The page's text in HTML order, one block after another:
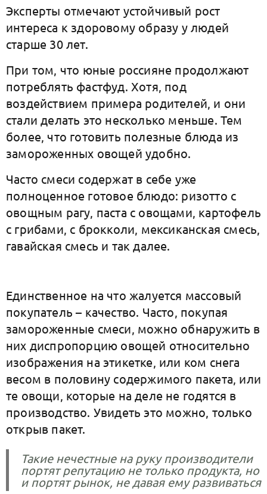
Эксперты отмечают устойчивый рост
интереса к здоровому образу у людей
старше 30 лет.
При том, что юные россияне продолжают
потреблять фастфуд. Хотя, под
воздействием примера родителей, и они
стали делать это несколько меньше. Тем
более, что готовить полезные блюда из
замороженных овощей удобно.
Часто смеси содержат в себе уже
полноценное готовое блюдо: ризотто с
овощным рагу, паста с овощами, картофель
с грибами, с брокколи, мексиканская смесь,
гавайская смесь и так далее.
Единственное на что жалуется массовый
покупатель – качество. Часто, покупая
замороженные смеси, можно обнаружить в
них диспропорцию овощей относительно
изображения на этикетке, или ком снега
весом в половину содержимого пакета, или
те овощи, которые на деле не годятся в
производство. Увидеть это можно, только
открыв пакет.
Такие нечестные на руку производители
портят репутацию не только продукта, но
и портят рынок, не давая ему развиваться